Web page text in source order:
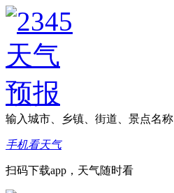
输入城市、乡镇、街道、景点名称
手机看天气
扫码下载app，天气随时看